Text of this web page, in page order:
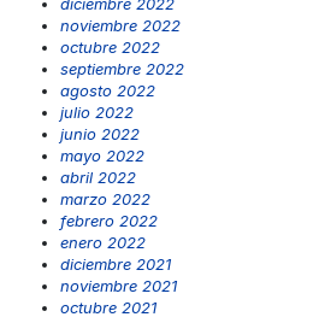
diciembre 2022
noviembre 2022
octubre 2022
septiembre 2022
agosto 2022
julio 2022
junio 2022
mayo 2022
abril 2022
marzo 2022
febrero 2022
enero 2022
diciembre 2021
noviembre 2021
octubre 2021